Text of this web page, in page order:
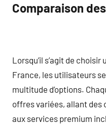
Comparaison
Lorsqu’il s’agit de
France, les utilisateurs
multitude d’options.
offres variées, allant des
aux services premium